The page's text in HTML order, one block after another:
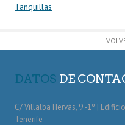
Tanquillas
DATOS DE
C/ Villalba Hervás, 9 -1º |
Tenerife